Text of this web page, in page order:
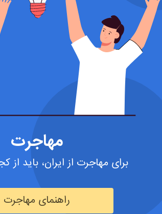
مهاجرت
برای مهاجرت از ایران، باید از
راهنمای مهاجرت